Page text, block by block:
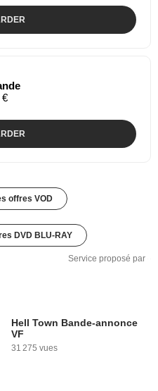
€
offres VOD
DVD BLU-RAY
Service proposé par
Hell Town Bande-annonce
VF
31 275 vues